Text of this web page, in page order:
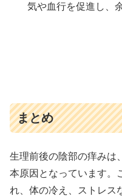
気や血行を促進し、
まとめ
生理前後の陰部の痒みは
本原因となっています。
れ、体の冷え、ストレス